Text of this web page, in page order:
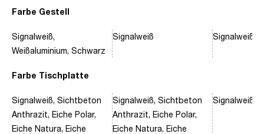
Farbe Gestell
Farbe Tischplatte
Signalweiß,
Weißaluminium, Schwarz
Signalweiß, Sichtbeton
Anthrazit, Eiche Polar,
Eiche Natura, Eiche
Signalweiß
Signalweiß, Sichtbeton
Anthrazit, Eiche Polar,
Eiche Natura, Eiche
Signalweiß,
Signalweiß,